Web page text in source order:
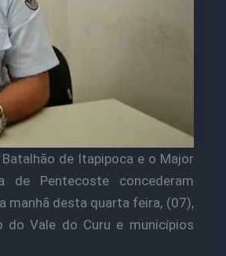
de Itapipoca e o Major
de Pentecoste concederam
manhã desta quarta feira, (07),
do Vale do Curu e municípios